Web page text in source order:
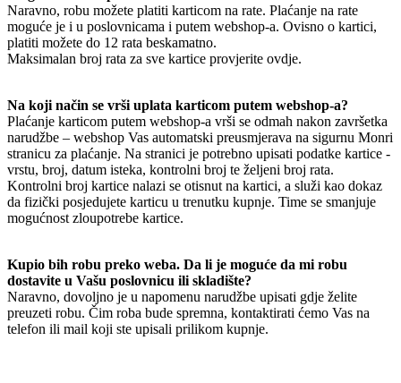
Naravno, robu možete platiti karticom na rate. Plaćanje na rate
moguće je i u poslovnicama i putem webshop-a. Ovisno o kartici,
platiti možete do 12 rata beskamatno.
Maksimalan broj rata za sve kartice provjerite ovdje.
Na koji način se vrši uplata karticom putem webshop-a?
Plaćanje karticom putem webshop-a vrši se odmah nakon završetka
narudžbe – webshop Vas automatski preusmjerava na sigurnu Monri
stranicu za plaćanje. Na stranici je potrebno upisati podatke kartice -
vrstu, broj, datum isteka, kontrolni broj te željeni broj rata.
Kontrolni broj kartice nalazi se otisnut na kartici, a služi kao dokaz
da fizički posjedujete karticu u trenutku kupnje. Time se smanjuje
mogućnost zloupotrebe kartice.
Kupio bih robu preko weba. Da li je moguće da mi robu
dostavite u Vašu poslovnicu ili skladište?
Naravno, dovoljno je u napomenu narudžbe upisati gdje želite
preuzeti robu. Čim roba bude spremna, kontaktirati ćemo Vas na
telefon ili mail koji ste upisali prilikom kupnje.